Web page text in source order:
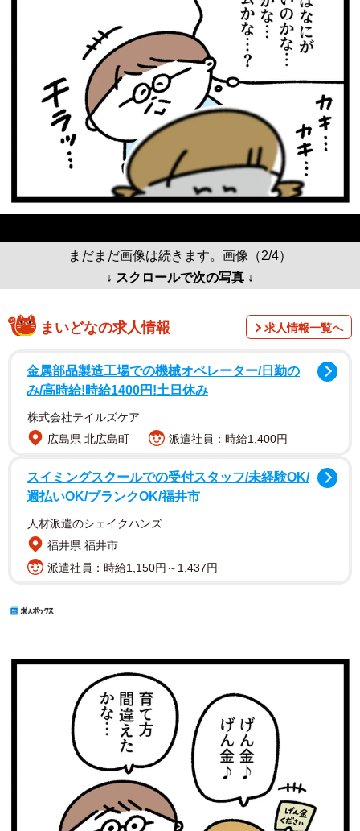
まだまだ画像は続きます。画像（2/4）
↓ スクロールで次の写真 ↓
まいどなの求人情報 求人情報一覧へ
金属部品製造工場での機械オペレーター/日勤の
み/高時給!時給1400円!土日休み
株式会社テイルズケア
広島県 北広島町
派遣社員：時給1,400円
スイミングスクールでの受付スタッフ/未経験OK/
週払いOK/ブランクOK/福井市
人材派遣のシェイクハンズ
福井県 福井市
派遣社員：時給1,150円～1,437円